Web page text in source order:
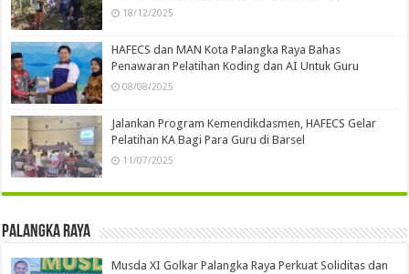
18/12/2025
HAFECS dan MAN Kota Palangka Raya Bahas
Penawaran Pelatihan Koding dan AI Untuk Guru
08/08/2025
Jalankan Program Kemendikdasmen, HAFECS Gelar
Pelatihan KA Bagi Para Guru di Barsel
11/07/2025
Palangka Raya
Musda XI Golkar Palangka Raya Perkuat Soliditas dan